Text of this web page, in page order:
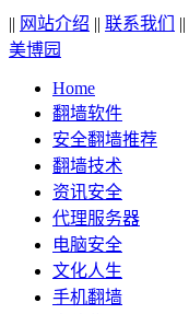
|| 网站介绍 || 联系我们 ||
美博园
Home
翻墙软件
安全翻墙推荐
翻墙技术
资讯安全
代理服务器
电脑安全
文化人生
手机翻墙